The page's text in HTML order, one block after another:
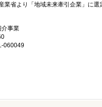
業省より「地域未来牽引企業」に選
介事業
060049